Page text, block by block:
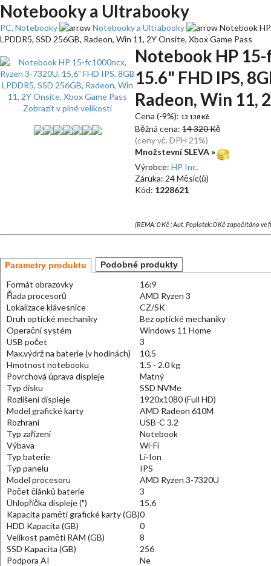
Notebooky a Ultrabooky
PC, Notebooky Notebooky a Ultrabooky
Notebook
LPDDR5, SSD 256GB, Radeon, Win 11, 2Y Onsite, Xbox Game Pass
Zobrazit v plné velikosti
Notebook HP
15.6" FHD IPS,
Radeon, Win 11,
Cena (-9%): 13 138 Kč
Běžná cena: 14 320 Kč
(ceny vč. DPH 21%)
Množstevní SLEVA »
Výrobce: HP Inc.
Záruka: 24 Měsíc(ů)
Kód: 1228621
(REMA: 0 Kč ; Aut. Poplatek: 0 Kč započítáno
Parametry produktu Podobné produkty
Formát obrazovky
16:9
Řada procesorů
AMD Ryzen 3
Lokalizace klávesnice
CZ/SK
Druh optické mechaniky
Bez optické mechaniky
Operační systém
Windows 11 Home
USB počet
3
Max.výdrž na baterie (v hodinách)
10,5
Hmotnost notebooku
1.5 - 2.0 kg
Povrchová úprava displeje
Matný
Typ disku
SSD NVMe
Rozlišení displeje
1920x1080 (Full HD)
Model grafické karty
AMD Radeon 610M
Rozhraní
USB-C 3.2
Typ zařízení
Notebook
Výbava
Wi-Fi
Typ baterie
Li-Ion
Typ panelu
IPS
Model procesoru
AMD Ryzen 3-7320U
Počet článků baterie
3
Úhlopříčka displeje (")
15.6
Kapacita paměti grafické karty (GB)0
HDD Kapacita (GB)
0
Velikost paměti RAM (GB)
8
SSD Kapacita (GB)
256
Podpora AI
Ne